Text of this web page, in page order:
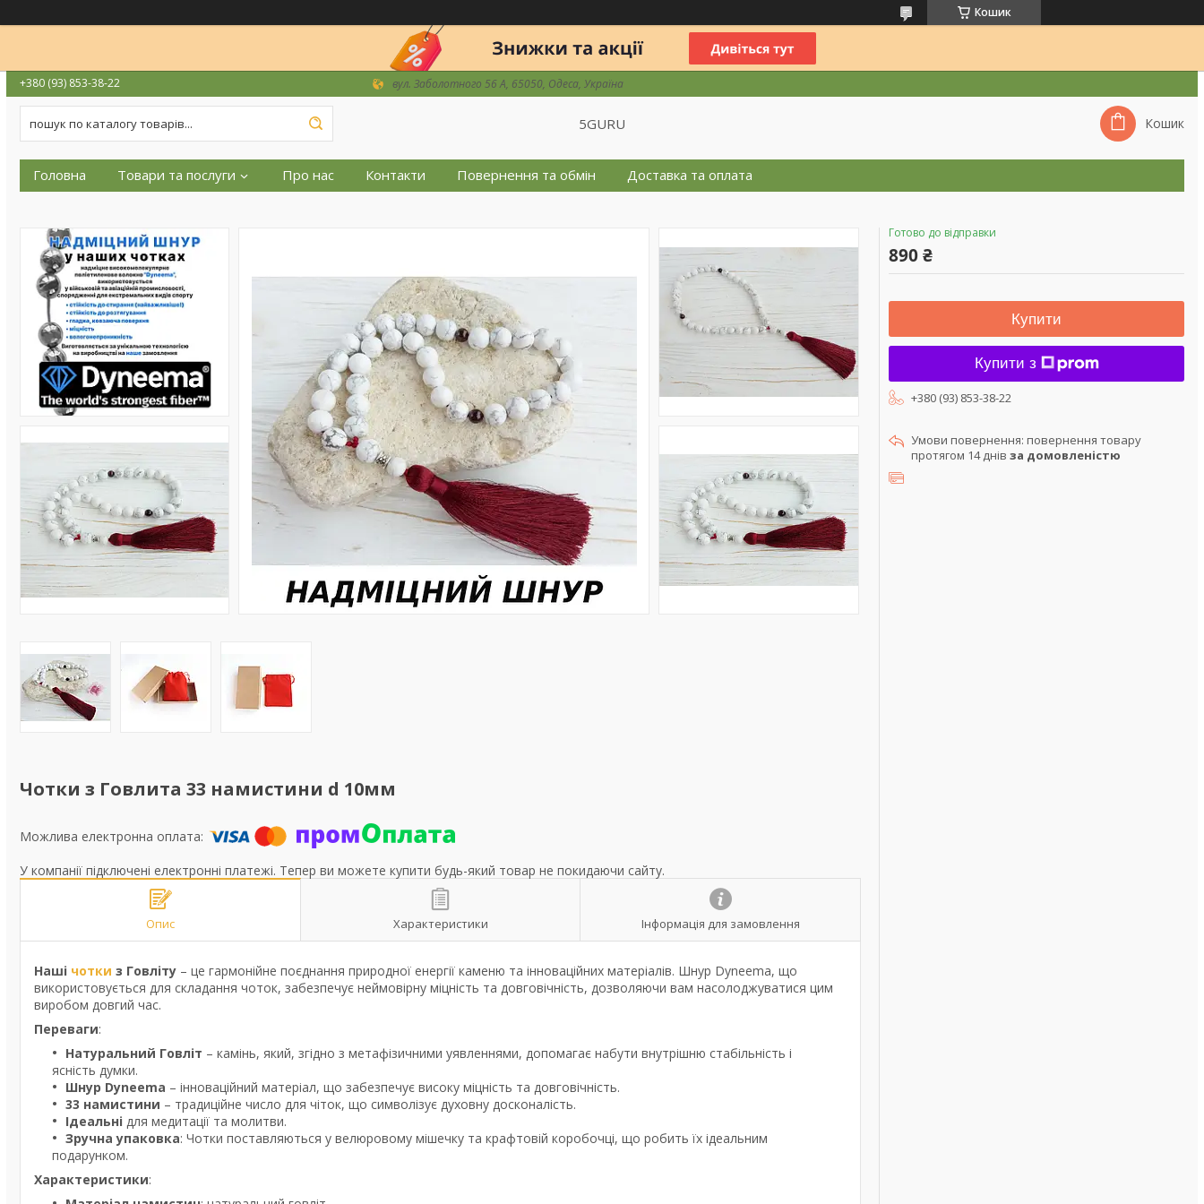
Кошик
+380 (93) 853-38-22 вул. Заболотного 56 А, 65050, Одеса, Україна
5GURU Кошик
Головна Товари та послуги Про нас Контакти Повернення та обмін Доставка та оплата
Чотки з Говлита 33 намистини d 10мм
У компанії підключені електронні платежі. Тепер ви можете купити будь-який товар не покидаючи сайту.
Опис Характеристики Інформація для замовлення
Наші чотки з Говліту – це гармонійне поєднання природної енергії каменю та інноваційних матеріалів. Шнур Dyneema, що
використовується для складання чоток, забезпечує неймовірну міцність та довговічність, дозволяючи вам насолоджуватися цим
виробом довгий час.
Переваги:
Натуральний Говліт – камінь, який, згідно з метафізичними уявленнями, допомагає набути внутрішню стабільність і
ясність думки.
Шнур Dyneema – інноваційний матеріал, що забезпечує високу міцність та довговічність.
33 намистини – традиційне число для чіток, що символізує духовну досконалість.
Ідеальні для медитації та молитви.
Зручна упаковка: Чотки поставляються у велюровому мішечку та крафтовій коробочці, що робить їх ідеальним
подарунком.
Характеристики:
Готово до відправки
890 ₴
Купити
Купити з
+380 (93) 853-38-22
повернення товару
протягом 14 днів за домовленістю